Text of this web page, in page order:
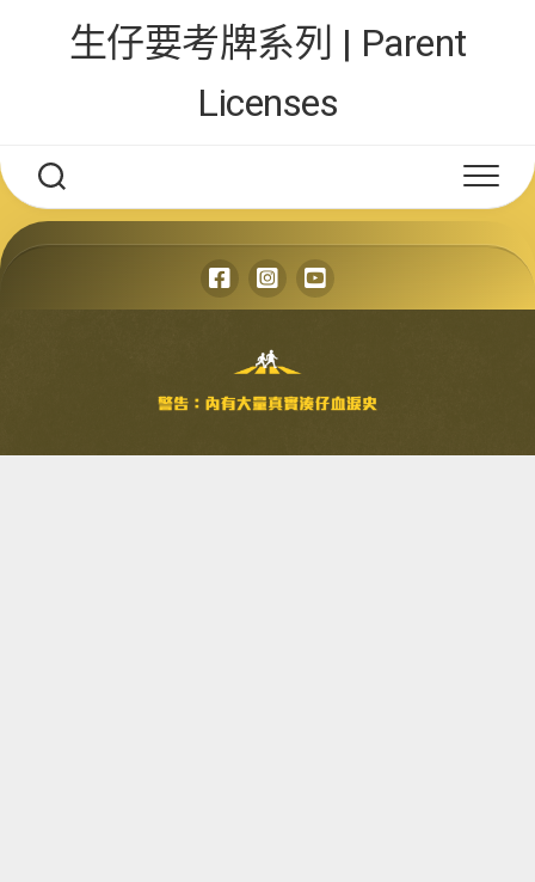
生仔要考牌系列 | Parent
Licenses